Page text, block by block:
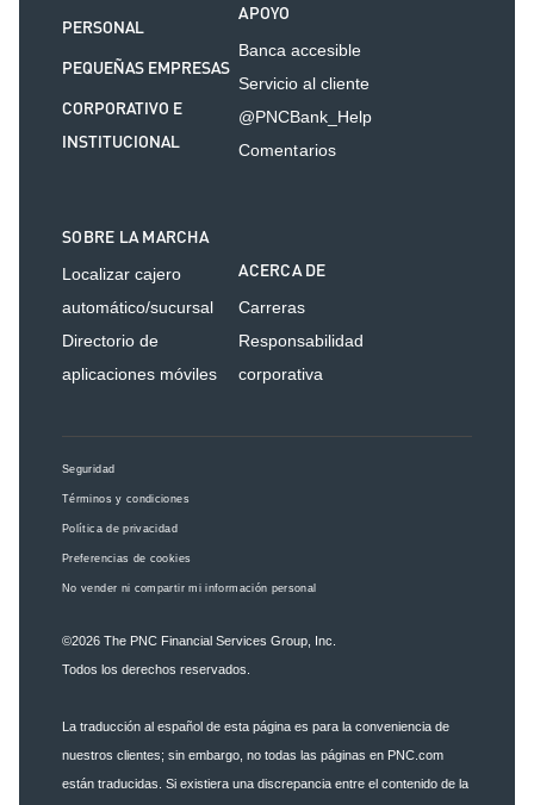
PERSONAL
PEQUEÑAS EMPRESAS
CORPORATIVO E
INSTITUCIONAL
APOYO
Banca accesible
Servicio al cliente
@PNCBank_Help
Comentarios
SOBRE LA MARCHA
Localizar cajero
automático/sucursal
Directorio de
aplicaciones móviles
ACERCA DE
Carreras
Responsabilidad
corporativa
Seguridad
Términos y condiciones
Política de privacidad
Preferencias de cookies
No vender ni compartir mi información personal
©2026 The PNC Financial Services Group, Inc.
Todos los derechos reservados.
La traducción al español de esta página es para la conveniencia de
nuestros clientes; sin embargo, no todas las páginas en PNC.com
están traducidas. Si existiera una discrepancia entre el contenido de la